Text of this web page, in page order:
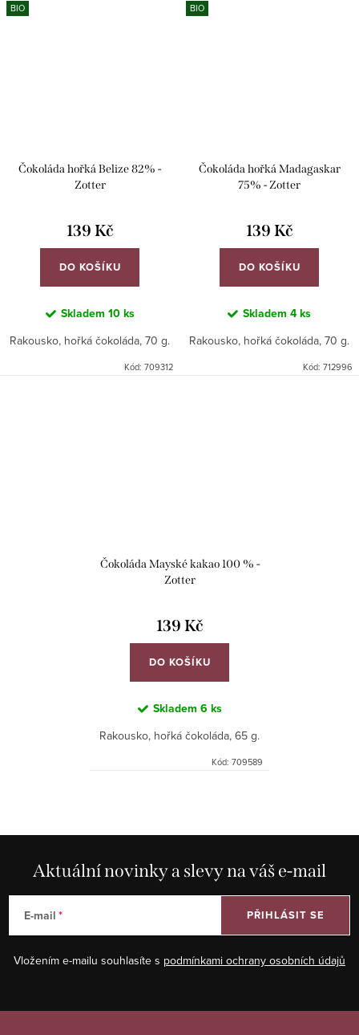
BIO
Čokoláda hořká Belize 82% -
Zotter
139 Kč
DO KOŠÍKU
Skladem 10 ks
Rakousko, hořká čokoláda, 70 g.
Kód: 709312
BIO
Čokoláda hořká Madagaskar
75% - Zotter
139 Kč
DO KOŠÍKU
Skladem 4 ks
Rakousko, hořká čokoláda, 70 g.
Kód: 712996
Čokoláda Mayské kakao 100 % -
Zotter
139 Kč
DO KOŠÍKU
Skladem 6 ks
Rakousko, hořká čokoláda, 65 g.
Kód: 709589
c
v
Aktuální novinky a slevy na váš e-mail
E-mail
Vložením e-mailu souhlasíte s podmínkami ochrany osobních údajů
PŘIHLÁSIT SE